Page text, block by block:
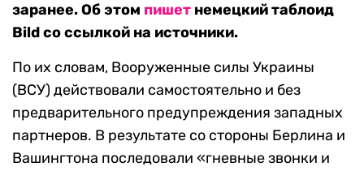
заранее. Об этом пишет немецкий таблоид
Bild со ссылкой на источники.
По их словам, Вооруженные силы Украины
(ВСУ) действовали самостоятельно и без
предварительного предупреждения западных
партнеров. В результате со стороны Берлина и
Вашингтона последовали «гневные звонки и